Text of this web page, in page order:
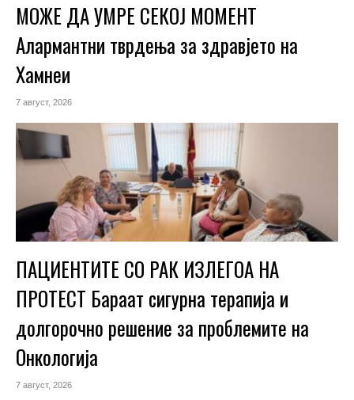
МОЖЕ ДА УМРЕ СЕКОЈ МОМЕНТ
Алармантни тврдења за здравјето на
Хамнеи
7 август, 2026
ПАЦИЕНТИТЕ СО РАК ИЗЛЕГОА НА
ПРОТЕСТ Бараат сигурна терапија и
долгорочно решение за проблемите на
Онкологија
7 август, 2026